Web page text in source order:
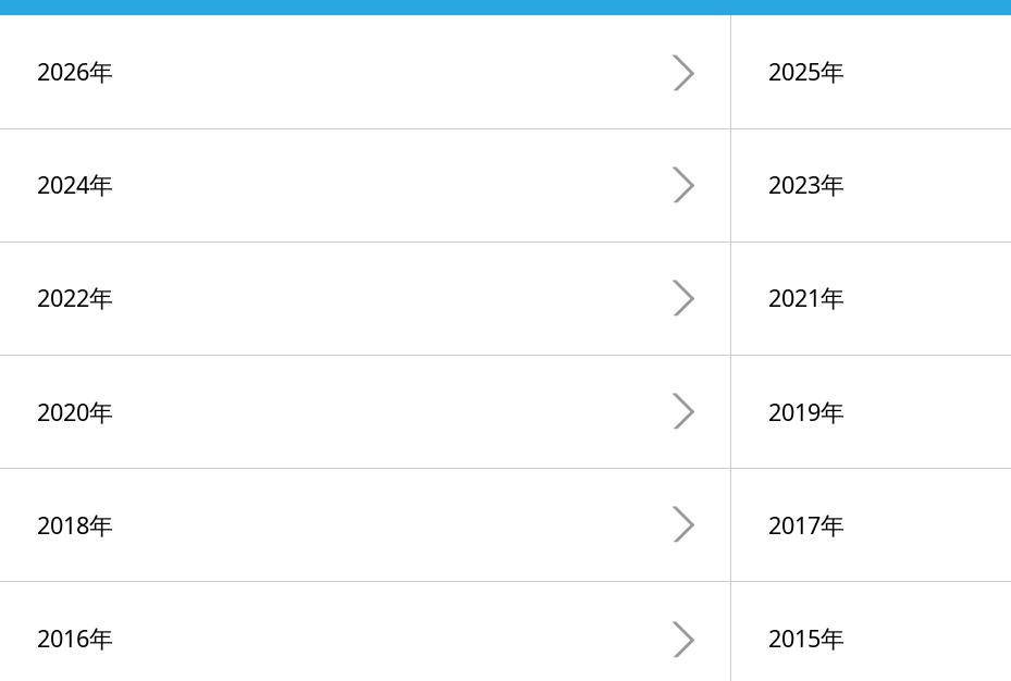
2026年 2025年
2024年 2023年
2022年 2021年
2020年 2019年
2018年 2017年
2016年 2015年